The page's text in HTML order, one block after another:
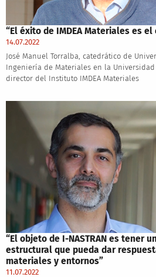
“El éxito de IMDEA Materiales es
14.07.2022
José Manuel Torralba, catedrático de
Ingeniería de Materiales en la
director del Instituto IMDEA Materiales
“El objeto de I-NASTRAN es tener
estructural que pueda dar
materiales y entornos”
11.07.2022